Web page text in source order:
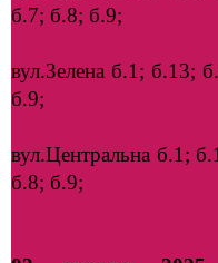
б.7; б.8; б.9;
вул.Зелена б.1; б.13;
б.9;
вул.Центральна б.1;
б.8; б.9;